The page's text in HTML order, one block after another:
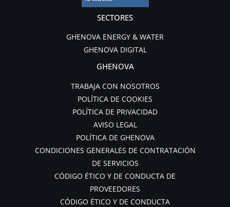
SECTORES
GHENOVA ENERGY & WATER
GHENOVA DIGITAL
GHENOVA
TRABAJA CON NOSOTROS
POLÍTICA DE COOKIES
POLÍTICA DE PRIVACIDAD
AVISO LEGAL
POLÍTICA DE GHENOVA
CONDICIONES GENERALES DE CONTRATACIÓN
DE SERVICIOS
CÓDIGO ÉTICO Y DE CONDUCTA DE
PROVEEDORES
CÓDIGO ÉTICO Y DE CONDUCTA